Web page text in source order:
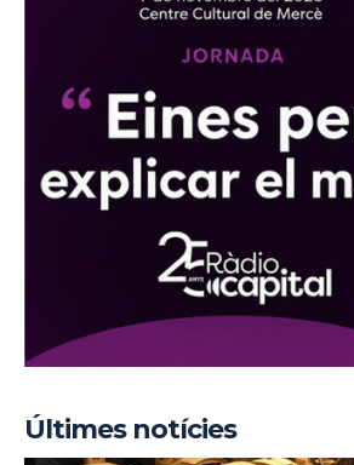
Últimes notícies